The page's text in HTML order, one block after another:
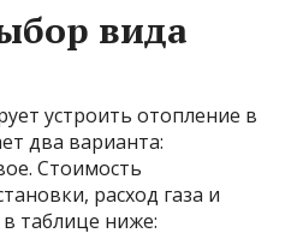
вида
устроить отопление в
два варианта:
Стоимость
расход газа и
таблице ниже: